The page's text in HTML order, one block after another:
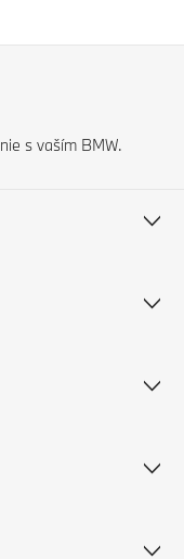
s vaším BMW.